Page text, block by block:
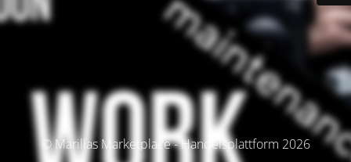
© Marillas Marketplace - Handelsplattform 2026